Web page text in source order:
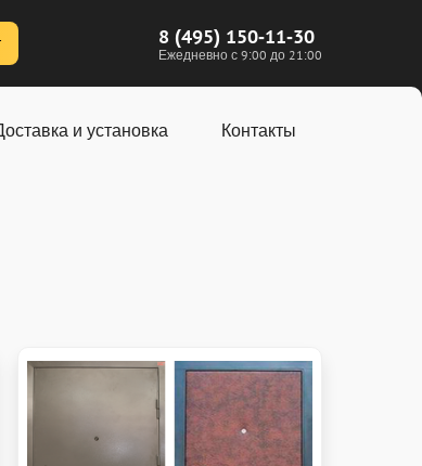
8 (495) 150-11-30
Ежедневно с 9:00 до 21:00
и установка Контакты